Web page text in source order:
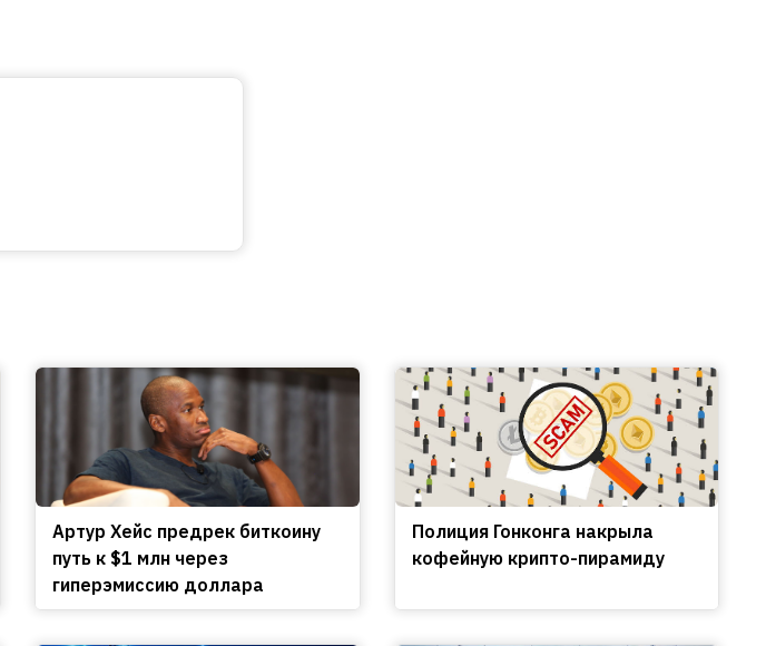
Артур Хейс предрек биткоину
путь к $1 млн через
гиперэмиссию доллара
Полиция Гонконга накрыла
кофейную крипто-пирамиду